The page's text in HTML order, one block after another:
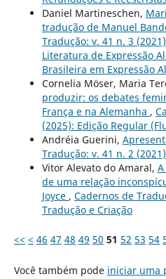
Daniel Martineschen,
tradução de Manuel
Tradução: v. 41 n. 3
Literatura de Expressão
Brasileira em Expressão
Cornelia Möser, Maria
produzir: os debates
França e na Alemanha ,
(2025): Edição Regular
Andréia Guerini,
Tradução: v. 41 n. 2
Vitor Alevato do Amaral,
de uma relação
Joyce , Cadernos de
Tradução e Criação
<< < 46 47 48 49 50 51 52 53 54
Você também pode iniciar uma